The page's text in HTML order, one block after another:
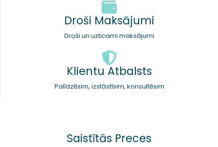
Droši Maksājumi
Droši un uzticami maksājumi
Klientu Atbalsts
Palīdzēsim, izstāstīsim, konsultēsim
Saistītās Preces